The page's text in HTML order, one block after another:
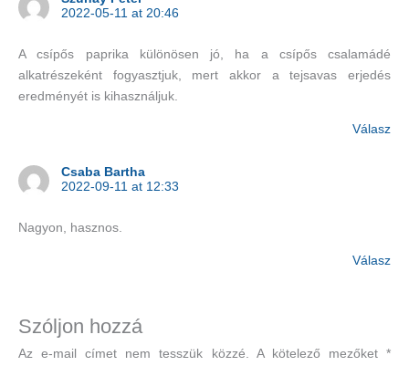
2022-05-11 at 20:46
A csípős paprika különösen jó, ha a csípős csalamádé
alkatrészeként fogyasztjuk, mert akkor a tejsavas erjedés
eredményét is kihasználjuk.
Válasz
Csaba Bartha
2022-09-11 at 12:33
Nagyon, hasznos.
Válasz
Szóljon hozzá
Az e-mail címet nem tesszük közzé. A kötelező mezőket*